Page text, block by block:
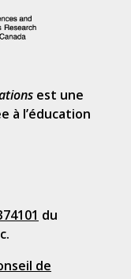
est une
à l’éducation
du
de